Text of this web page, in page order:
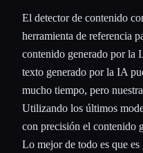
El detector de contenido
herramienta de referencia
contenido generado por la
texto generado por la IA
mucho tiempo, pero
Utilizando los últimos
con precisión el contenido
Lo mejor de todo es que